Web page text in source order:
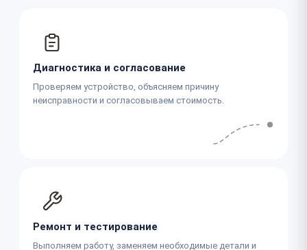
Диагностика и согласование
Проверяем устройство, объясняем причину
неисправности и согласовываем стоимость.
Ремонт и тестирование
Выполняем работу, заменяем необходимые детали и